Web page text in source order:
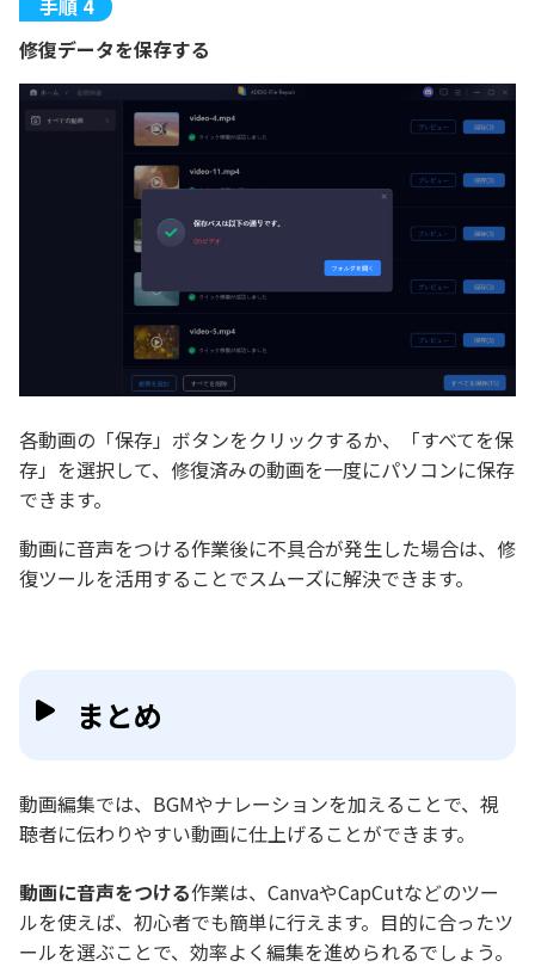
修復データを保存する
各動画の「保存」ボタンをクリックするか、「すべてを保
存」を選択して、修復済みの動画を一度にパソコンに保存
できます。
動画に音声をつける作業後に不具合が発生した場合は、修
復ツールを活用することでスムーズに解決できます。
まとめ
動画編集では、BGMやナレーションを加えることで、視
聴者に伝わりやすい動画に仕上げることができます。
動画に音声をつける作業は、CanvaやCapCutなどのツー
ルを使えば、初心者でも簡単に行えます。目的に合ったツ
ールを選ぶことで、効率よく編集を進められるでしょう。